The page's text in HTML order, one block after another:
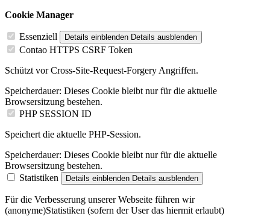
Cookie Manager
Essenziell Details einblenden Details ausblenden
Contao HTTPS CSRF Token
Schützt vor Cross-Site-Request-Forgery Angriffen.
Speicherdauer: Dieses Cookie bleibt nur für die aktuelle
Browsersitzung bestehen.
PHP SESSION ID
Speichert die aktuelle PHP-Session.
Speicherdauer: Dieses Cookie bleibt nur für die aktuelle
Browsersitzung bestehen.
Statistiken
Details einblenden Details ausblenden
Für die Verbesserung unserer Webseite führen wir
(anonyme)Statistiken (sofern der User das hiermit erlaubt)